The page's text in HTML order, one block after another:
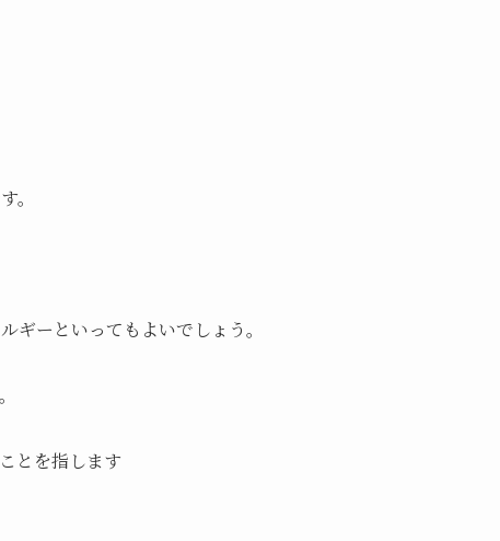
。
ギーといってもよいでしょう。
とを指します